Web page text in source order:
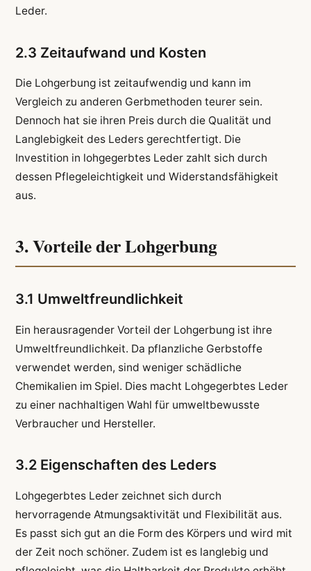
Leder.
2.3 Zeitaufwand und Kosten
Die Lohgerbung ist zeitaufwendig und kann im
Vergleich zu anderen Gerbmethoden teurer sein.
Dennoch hat sie ihren Preis durch die Qualität und
Langlebigkeit des Leders gerechtfertigt. Die
Investition in lohgegerbtes Leder zahlt sich durch
dessen Pflegeleichtigkeit und Widerstandsfähigkeit
aus.
3. Vorteile der Lohgerbung
3.1 Umweltfreundlichkeit
Ein herausragender Vorteil der Lohgerbung ist ihre
Umweltfreundlichkeit. Da pflanzliche Gerbstoffe
verwendet werden, sind weniger schädliche
Chemikalien im Spiel. Dies macht Lohgegerbtes Leder
zu einer nachhaltigen Wahl für umweltbewusste
Verbraucher und Hersteller.
3.2 Eigenschaften des Leders
Lohgegerbtes Leder zeichnet sich durch
hervorragende Atmungsaktivität und Flexibilität aus.
Es passt sich gut an die Form des Körpers und wird mit
der Zeit noch schöner. Zudem ist es langlebig und